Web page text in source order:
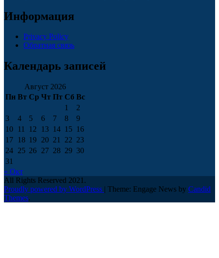
Информация
Privacy Policy
Обратная связь
Календарь записей
Август 2026
Пн Вт Ср Чт Пт Сб Вс
1
2
3
4 5 6 7 8
9
10 11 12 13 14 15 16
17 18 19 20 21 22 23
24 25 26 27 28 29 30
31
« Окт
All Rights Reserved 2021.
Proudly powered by WordPress | Theme: Engage News by Candid
Themes.